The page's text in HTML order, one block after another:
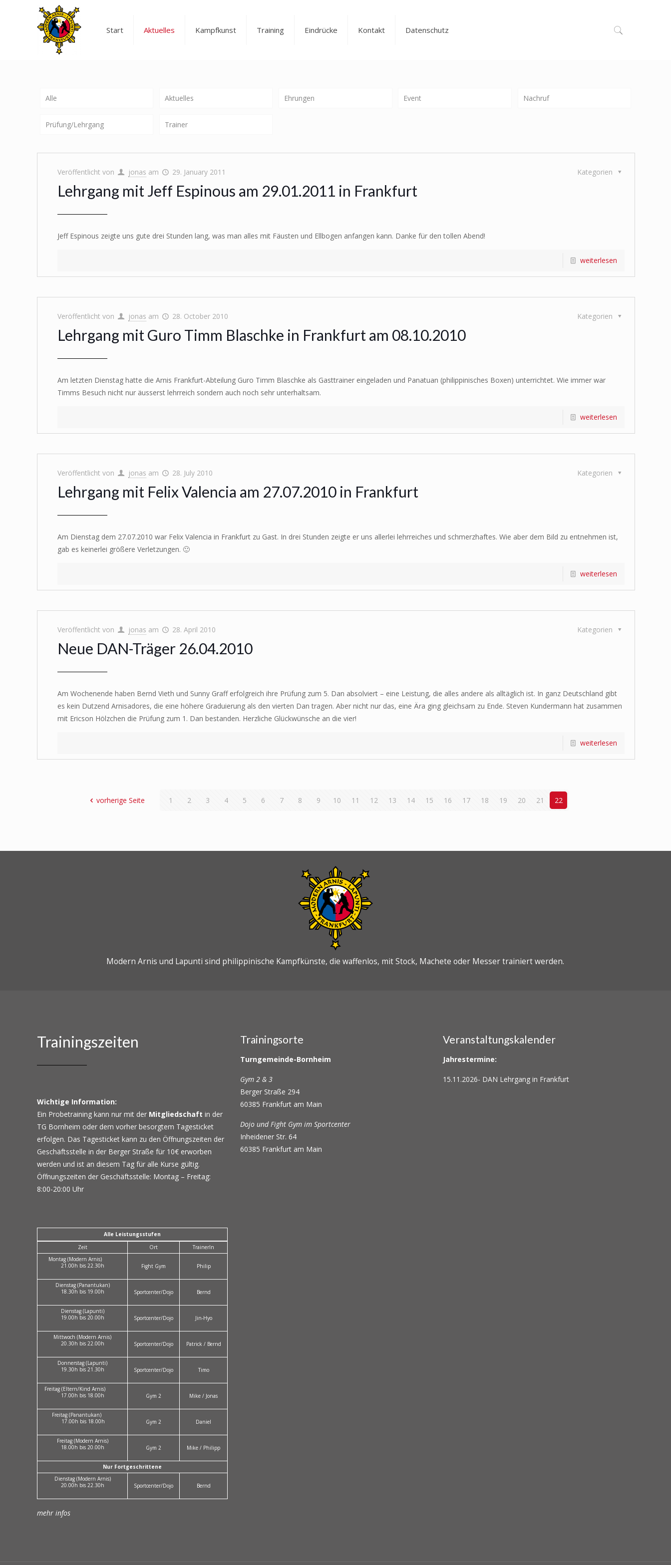
Start Aktuelles Kampfkunst Training Eindrücke Kontakt Datenschutz
Alle Aktuelles Ehrungen Event Nachruf
Prüfung/Lehrgang Trainer
Veröffentlicht von jonas am 29. January 2011 Kategorien
Lehrgang mit Jeff Espinous am 29.01.2011 in Frankfurt
Jeff Espinous zeigte uns gute drei Stunden lang, was man alles mit Fäusten und Ellbogen anfangen kann. Danke für den tollen Abend!
weiterlesen
Veröffentlicht von jonas am 28. October 2010 Kategorien
Lehrgang mit Guro Timm Blaschke in Frankfurt am 08.10.2010
Am letzten Dienstag hatte die Arnis Frankfurt-Abteilung Guro Timm Blaschke als Gasttrainer eingeladen und Panatuan (philippinisches Boxen) unterrichtet. Wie immer war
Timms Besuch nicht nur äusserst lehrreich sondern auch noch sehr unterhaltsam.
weiterlesen
Veröffentlicht von jonas am 28. July 2010 Kategorien
Lehrgang mit Felix Valencia am 27.07.2010 in Frankfurt
Am Dienstag dem 27.07.2010 war Felix Valencia in Frankfurt zu Gast. In drei Stunden zeigte er uns allerlei lehrreiches und schmerzhaftes. Wie aber dem Bild zu entnehmen ist,
gab es keinerlei größere Verletzungen. 🙂
weiterlesen
Veröffentlicht von jonas am 28. April 2010 Kategorien
Neue DAN-Träger 26.04.2010
Am Wochenende haben Bernd Vieth und Sunny Graff erfolgreich ihre Prüfung zum 5. Dan absolviert – eine Leistung, die alles andere als alltäglich ist. In ganz Deutschland gibt
es kein Dutzend Arnisadores, die eine höhere Graduierung als den vierten Dan tragen. Aber nicht nur das, eine Ära ging gleichsam zu Ende. Steven Kundermann hat zusammen
mit Ericson Hölzchen die Prüfung zum 1. Dan bestanden. Herzliche Glückwünsche an die vier!
weiterlesen
vorherige Seite 1 2 3 4 5 6 7 8 9 10 11 12 13 14 15 16 17 18 19 20 21 22
Modern Arnis und Lapunti sind philippinische Kampfkünste, die waffenlos, mit Stock, Machete oder Messer trainiert werden.
Trainingszeiten
Wichtige Information:
Ein Probetraining kann nur mit der Mitgliedschaft in der
TG Bornheim oder dem vorher besorgtem Tagesticket
erfolgen. Das Tagesticket kann zu den Öffnungszeiten der
Geschäftsstelle in der Berger Straße für 10€ erworben
werden und ist an diesem Tag für alle Kurse gültig.
Öffnungszeiten der Geschäftsstelle: Montag – Freitag:
8:00-20:00 Uhr
Alle Leistungsstufen
Zeit
Ort
TrainerIn
Montag (Modern Arnis)
21.00h bis 22.30h
Fight Gym Philip
Dienstag (Panantukan)
18.30h bis 19.00h
Sportcenter/Dojo Bernd
Dienstag (Lapunti)
19.00h bis 20.00h
Sportcenter/Dojo Jin-Hyo
Mittwoch (Modern Arnis)
20.30h bis 22.00h
Sportcenter/Dojo Patrick / Bernd
Donnerstag (Lapunti)
19.30h bis 21.30h
Sportcenter/Dojo Timo
Freitag (Eltern/Kind Arnis)
17.00h bis 18.00h
Gym 2 Mike / Jonas
Freitag (Panantukan)
17.00h bis 18.00h
Gym 2 Daniel
Freitag (Modern Arnis)
18.00h bis 20.00h
Gym 2 Mike / Philipp
Nur Fortgeschrittene
Dienstag (Modern Arnis)
20.00h bis 22.30h
Sportcenter/Dojo Bernd
mehr infos
Trainingsorte
Turngemeinde-Bornheim
Gym 2 & 3
Berger Straße 294
60385 Frankfurt am Main
Dojo und Fight Gym im Sportcenter
Inheidener Str. 64
60385 Frankfurt am Main
Veranstaltungskalender
Jahrestermine:
15.11.2026- DAN Lehrgang in Frankfurt